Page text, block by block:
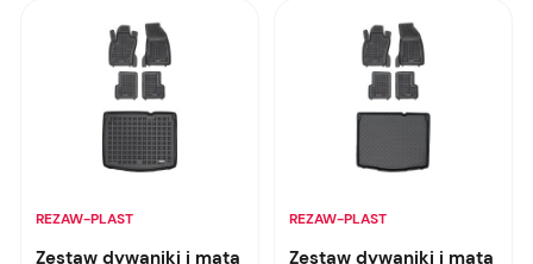
REZAW-PLAST
Zestaw dywaniki i mata
REZAW-PLAST
Zestaw dywaniki i mata